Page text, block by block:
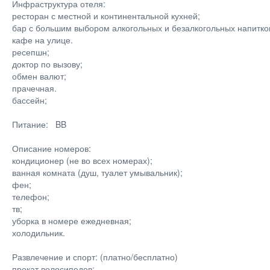
Инфраструктура отеля:
ресторан с местной и континентальной кухней;
бар с большим выбором алкогольных и безалкогольных
кафе на улице.
ресепшн;
доктор по вызову;
обмен валют;
прачечная.
бассейн;
Питание: BB
Описание номеров:
кондиционер (не во всех номерах);
ванная комната (душ, туалет умывальник);
фен;
телефон;
тв;
уборка в номере ежедневная;
холодильник.
Развлечение и спорт: (платно/бесплатно)